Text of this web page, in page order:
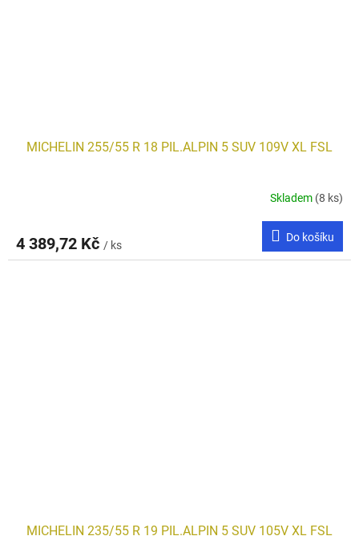
MICHELIN 255/55 R 18 PIL.ALPIN 5 SUV 109V XL FSL
Skladem (8 ks)
4 389,72 Kč / ks
Do košíku
MICHELIN 235/55 R 19 PIL.ALPIN 5 SUV 105V XL FSL